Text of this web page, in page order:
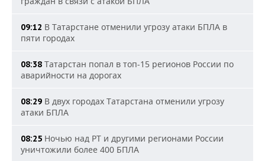
09:12 В Татарстане отменили угрозу атаки БПЛА в
пяти городах
08:38 Татарстан попал в топ-15 регионов России по
аварийности на дорогах
08:29 В двух городах Татарстана отменили угрозу
атаки БПЛА
08:25 Ночью над РТ и другими регионами России
уничтожили более 400 БПЛА